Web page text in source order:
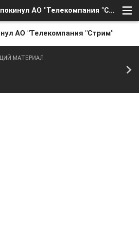
Денис Рябцев покинул АО "Телекомпания "Стрим"
АО "Телекомпания "Стрим"
МАТЕРИАЛ